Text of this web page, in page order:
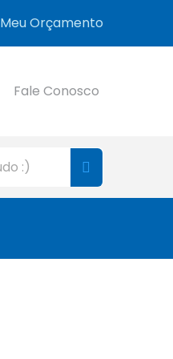
Meu Orçamento
Fale Conosco